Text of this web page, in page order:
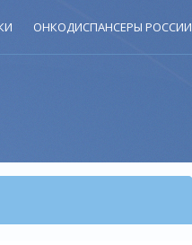
ОНКОДИСПАНСЕРЫ РОССИИ